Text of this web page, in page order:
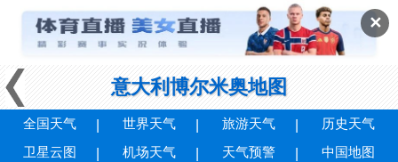
✕
意大利博尔米奥地图
全国天气 世界天气 旅游天气
历史天气
卫星云图
机场天气 天气预警 中国地图